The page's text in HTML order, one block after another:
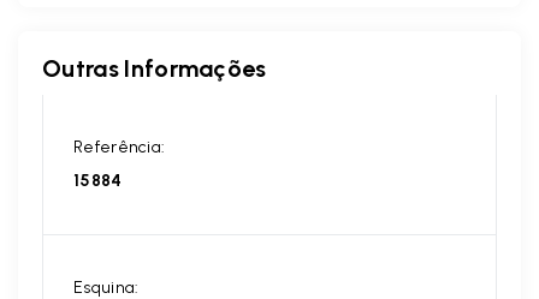
Outras Informações
Referência:
15884
Esquina: